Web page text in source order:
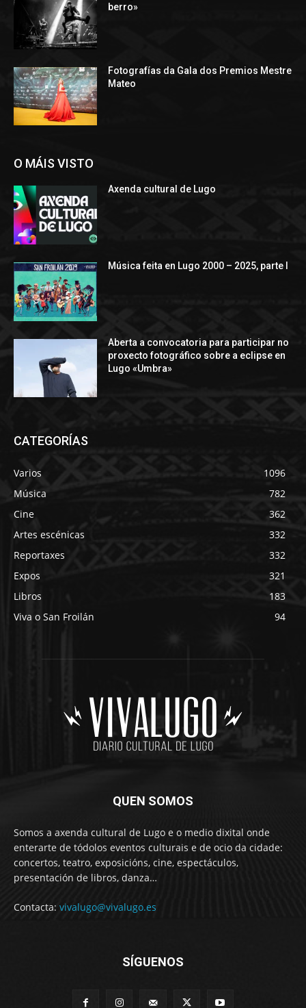
berro»
Fotografías da Gala dos Premios Mestre
Mateo
O MÁIS VISTO
Axenda cultural de Lugo
Música feita en Lugo 2000 – 2025, parte I
Aberta a convocatoria para participar no
proxecto fotográfico sobre a eclipse en
Lugo «Umbra»
CATEGORÍAS
Varios
1096
Música
782
Cine
362
Artes escénicas
332
Reportaxes
332
Expos
321
Libros
183
Viva o San Froilán
94
QUEN SOMOS
Somos a axenda cultural de Lugo e o medio dixital onde
enterarte de tódolos eventos culturais e de ocio da cidade:
concertos, teatro, exposicións, cine, espectáculos,
presentación de libros, danza…
Contacta: vivalugo@vivalugo.es
SÍGUENOS